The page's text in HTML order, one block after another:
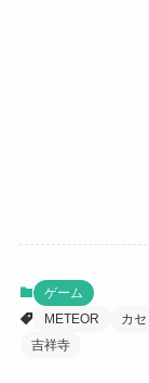
ゲーム
METEOR
カセ
吉祥寺